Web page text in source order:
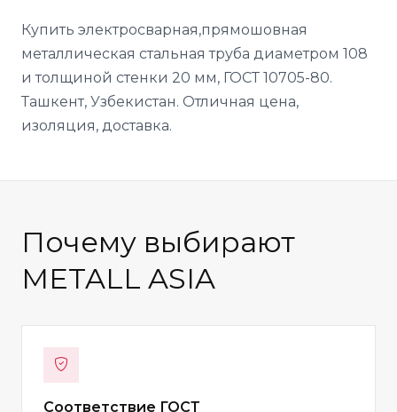
Купить электросварная,прямошовная
металлическая стальная труба диаметром 108
и толщиной стенки 20 мм, ГОСТ 10705-80.
Ташкент, Узбекистан. Отличная цена,
изоляция, доставка.
Почему выбирают
METALL ASIA
Соответствие ГОСТ